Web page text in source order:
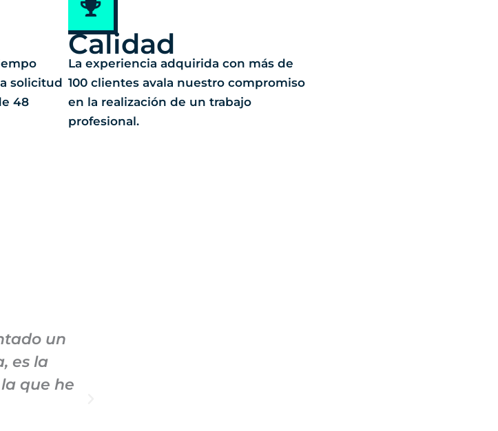
solicitud
48
Calidad
La experiencia adquirida con más de
100 clientes avala nuestro compromiso
en la realización de un trabajo
profesional.
un
es la
que he